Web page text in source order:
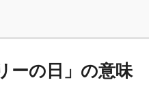
ーの日」の意味